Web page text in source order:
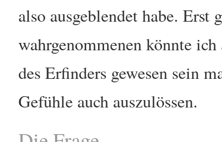
also ausgeblendet habe.
wahrgenommenen könnte
des Erfinders gewesen sein
Gefühle auch auszulössen.